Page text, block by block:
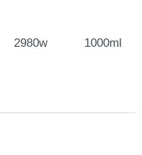
2980w 1000ml